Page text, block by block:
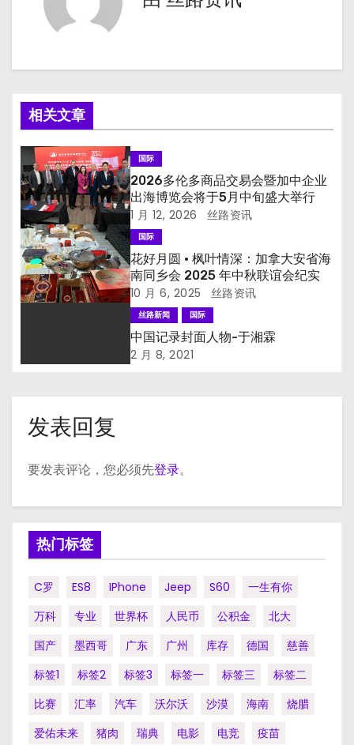
相关文章
国际
2026多伦多商品交易会暨加中企业
出海博览会将于5月中旬盛大举行
1 月 12, 2026 丝路资讯
国际
花好月圆 · 枫叶情深：加拿大安省海
南同乡会 2025 年中秋联谊会纪实
10 月 6, 2025 丝路资讯
丝路新闻 国际
中国记录封面人物-于湘霖
2 月 8, 2021
发表回复
要发表评论，您必须先登录。
热门标签
C罗 ES8 IPhone Jeep S60
一生有你
万科
专业 世界杯 人民币 公积金
北大
国产
墨西哥 广东 广州 库存 德国
慈善
标签1
标签2 标签3 标签一 标签三
标签二
比赛
汇率 汽车 沃尔沃 沙漠 海南
烧腊
爱佑未来
猪肉 瑞典 电影 电竞
疫苗